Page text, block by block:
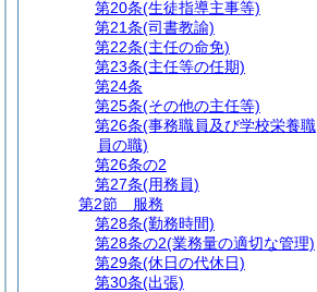
第20条(生徒指導主事等)
第21条(司書教諭)
第22条(主任の命免)
第23条(主任等の任期)
第24条
第25条(その他の主任等)
第26条(事務職員及び学校栄養職
員の職)
第26条の2
第27条(用務員)
第2節
服務
第28条(勤務時間)
第28条の2(業務量の適切な管理)
第29条(休日の代休日)
第30条(出張)